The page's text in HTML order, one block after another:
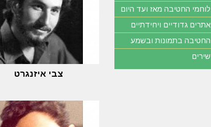
צבי איזנגרט
לוחמי החטיבה מאז ועד היום
אתרים גדודיים ויחידתיים
החטיבה בתמונות ובשמע
שירים